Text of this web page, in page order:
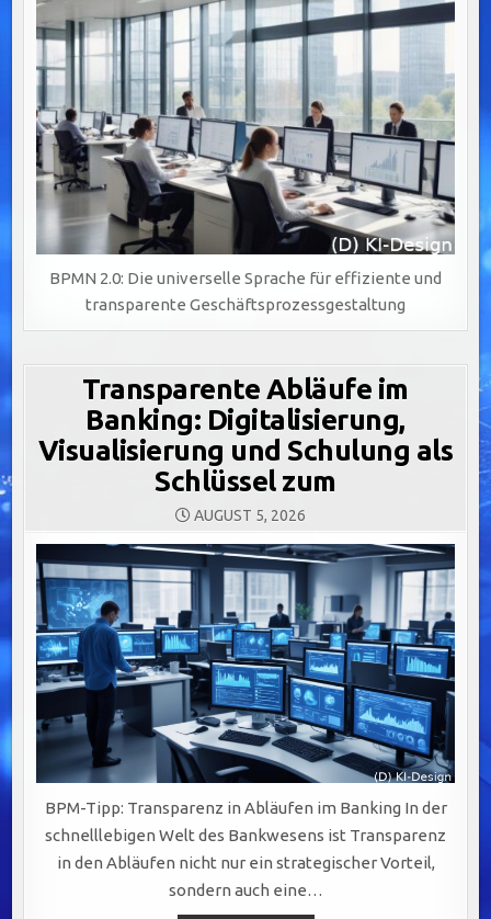
BPMN 2.0: Die universelle Sprache für effiziente und
transparente Geschäftsprozessgestaltung
Transparente Abläufe im
Banking: Digitalisierung,
Visualisierung und Schulung als
Schlüssel zum
AUGUST 5, 2026
BPM-Tipp: Transparenz in Abläufen im Banking In der
schnelllebigen Welt des Bankwesens ist Transparenz
in den Abläufen nicht nur ein strategischer Vorteil,
sondern auch eine…